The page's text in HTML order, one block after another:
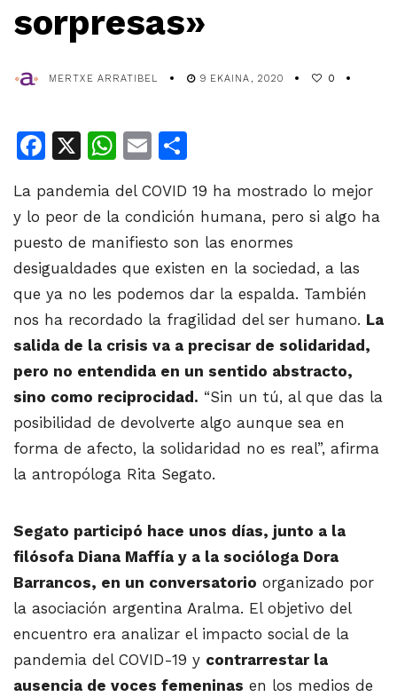
sorpresas»
MERTXE ARRATIBEL 9 EKAINA, 2020 0
Facebook
X WhatsApp
Email
La pandemia del COVID 19 ha mostrado lo mejor
y lo peor de la condición humana, pero si algo ha
puesto de manifiesto son las enormes
desigualdades que existen en la sociedad, a las
que ya no les podemos dar la espalda. También
nos ha recordado la fragilidad del ser humano. La
salida de la crisis va a precisar de solidaridad,
pero no entendida en un sentido abstracto,
sino como reciprocidad. “Sin un tú, al que das la
posibilidad de devolverte algo aunque sea en
forma de afecto, la solidaridad no es real”, afirma
la antropóloga Rita Segato.
Segato participó hace unos días, junto a la
filósofa Diana Maffía y a la socióloga Dora
Barrancos, en un conversatorio organizado por
la asociación argentina Aralma. El objetivo del
encuentro era analizar el impacto social de la
pandemia del COVID-19 y contrarrestar la
ausencia de voces femeninas en los medios de